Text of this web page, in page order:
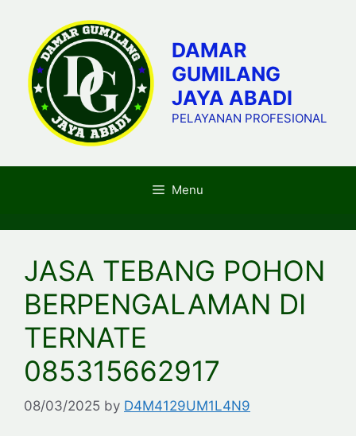
content
DAMAR
GUMILANG
JAYA ABADI
PELAYANAN PROFESIONAL
Menu
JASA TEBANG POHON
BERPENGALAMAN DI
TERNATE
085315662917
08/03/2025 by D4M4129UM1L4N9